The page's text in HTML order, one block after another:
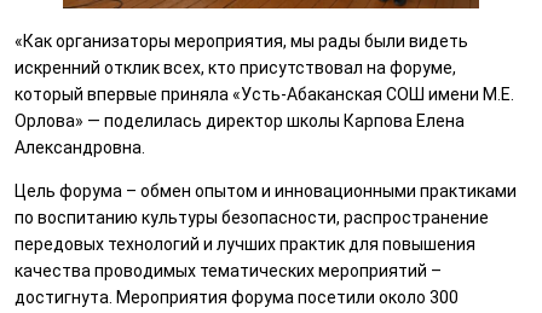
«Как организаторы мероприятия, мы рады были видеть
искренний отклик всех, кто присутствовал на форуме,
который впервые приняла «Усть-Абаканская СОШ имени М.Е.
Орлова» — поделилась директор школы Карпова Елена
Александровна.
Цель форума – обмен опытом и инновационными практиками
по воспитанию культуры безопасности, распространение
передовых технологий и лучших практик для повышения
качества проводимых тематических мероприятий –
достигнута. Мероприятия форума посетили около 300